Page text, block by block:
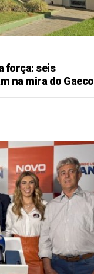
força: seis
na mira do Gaeco